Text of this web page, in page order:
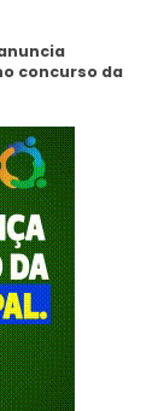
concurso da